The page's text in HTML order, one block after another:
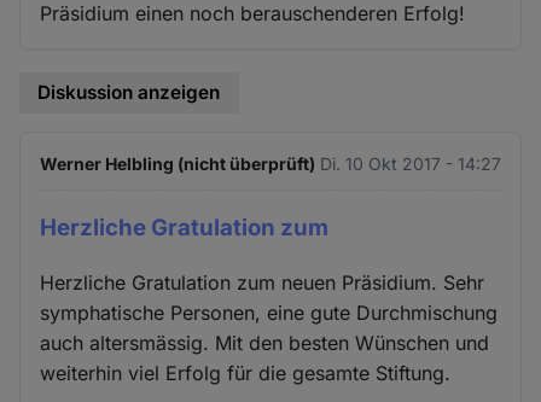
Präsidium einen noch berauschenderen Erfolg!
Diskussion anzeigen
Werner Helbling (nicht überprüft) Di. 10 Okt 2017 - 14:27
Herzliche Gratulation zum
Herzliche Gratulation zum neuen Präsidium. Sehr
symphatische Personen, eine gute Durchmischung
auch altersmässig. Mit den besten Wünschen und
weiterhin viel Erfolg für die gesamte Stiftung.